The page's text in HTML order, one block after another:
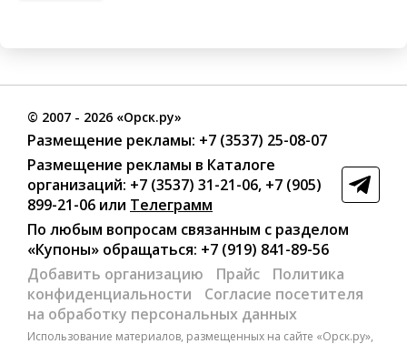
© 2007 - 2026 «Орск.ру»
Размещение рекламы: +7 (3537) 25-08-07
Размещение рекламы в Каталоге
организаций: +7 (3537) 31-21-06, +7 (905)
899-21-06 или Телеграмм
По любым вопросам связанным с разделом
«Купоны» обращаться: +7 (919) 841-89-56
Добавить организацию
Прайс
Политика
конфиденциальности
Согласие посетителя
на обработку персональных данных
Использование материалов, размещенных на сайте «Орск.ру»,